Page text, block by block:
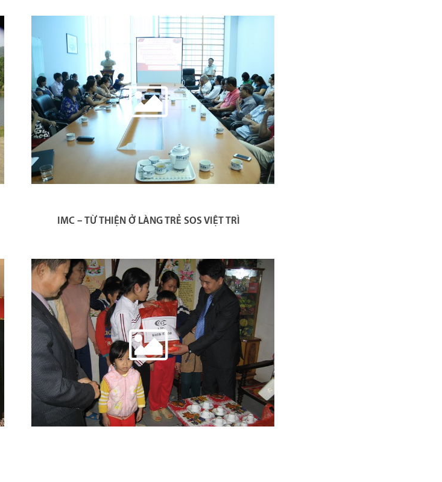
IMC – TỪ THIỆN Ở LÀNG TRẺ SOS VIỆT TRÌ